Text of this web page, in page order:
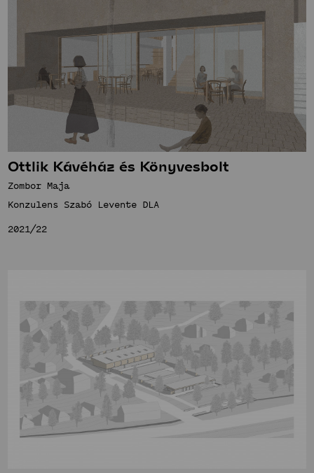
Ottlik Kávéház és Könyvesbolt
Zombor Maja
Konzulens Szabó Levente DLA
2021/22